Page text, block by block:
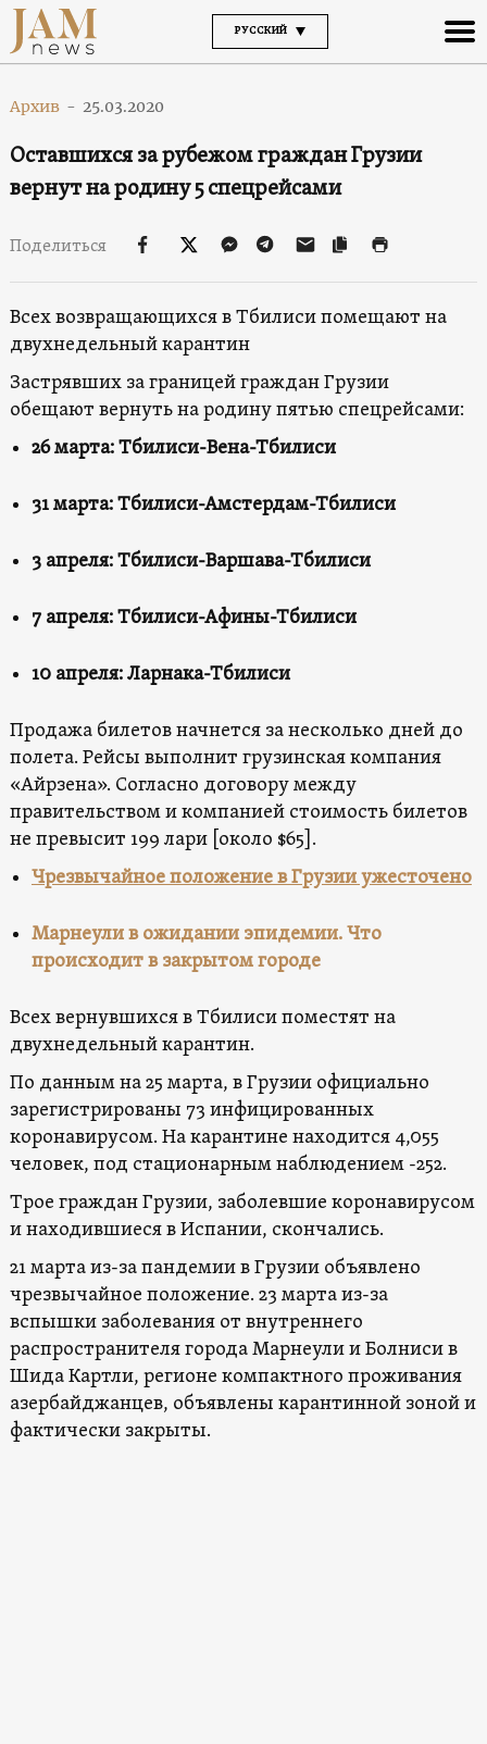
РУССКИЙ
Архив - 25.03.2020
Оставшихся за рубежом граждан Грузии
вернут на родину 5 спецрейсами
Поделиться
Всех возвращающихся в Тбилиси помещают на
двухнедельный карантин
Застрявших за границей граждан Грузии
обещают вернуть на родину пятью спецрейсами:
26 марта: Тбилиси-Вена-Тбилиси
31 марта: Тбилиси-Амстердам-Тбилиси
3 апреля: Тбилиси-Варшава-Тбилиси
7 апреля: Тбилиси-Афины-Тбилиси
10 апреля: Ларнака-Тбилиси
Продажа билетов начнется за несколько дней до
полета. Рейсы выполнит грузинская компания
«Айрзена». Согласно договору между
правительством и компанией стоимость билетов
не превысит 199 лари [около $65].
Чрезвычайное положение в Грузии ужесточено
Марнеули в ожидании эпидемии. Что
происходит в закрытом городе
Всех вернувшихся в Тбилиси поместят на
двухнедельный карантин.
По данным на 25 марта, в Грузии официально
зарегистрированы 73 инфицированных
коронавирусом. На карантине находится 4,055
человек, под стационарным наблюдением -252.
Трое граждан Грузии, заболевшие коронавирусом
и находившиеся в Испании, скончались.
21 марта из-за пандемии в Грузии объявлено
чрезвычайное положение. 23 марта из-за
вспышки заболевания от внутреннего
распространителя города Марнеули и Болниси в
Шида Картли, регионе компактного проживания
азербайджанцев, объявлены карантинной зоной и
фактически закрыты.